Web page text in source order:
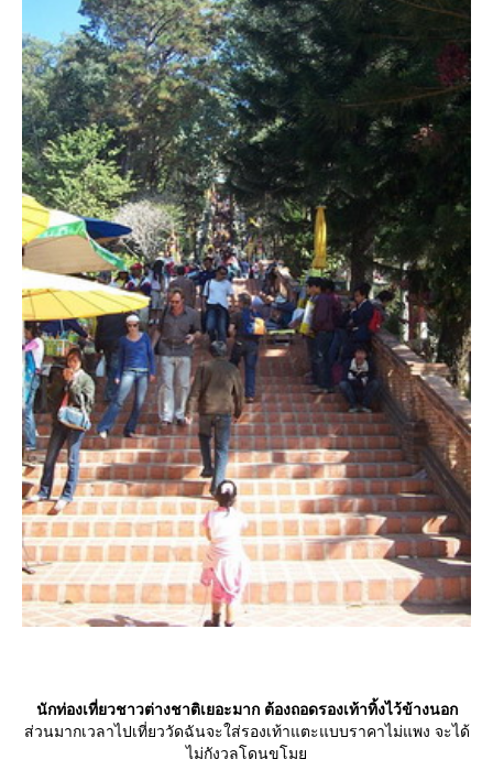
นักท่องเที่ยวชาวต่างชาติเยอะมาก ต้องถอดรองเท้าทิ้งไว้ข้างนอก
ส่วนมากเวลาไปเที่ยววัดฉันจะใส่รองเท้าแตะแบบราคาไม่แพง จะได้
ไม่กังวลโดนขโม